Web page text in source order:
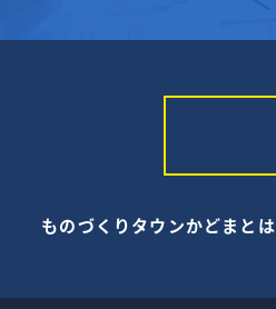
ものづくりタウンかどまとは